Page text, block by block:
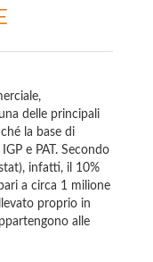
delle principali
la base di
e PAT. Secondo
infatti, il 10%
a circa 1 milione
proprio in
alle